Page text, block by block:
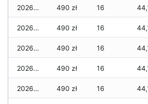
2026-03-29 490 zł 16
2026-03-28 490 zł 16
2026-03-27 490 zł 16
2026-03-26 490 zł 16
2026-03-25 490 zł 16